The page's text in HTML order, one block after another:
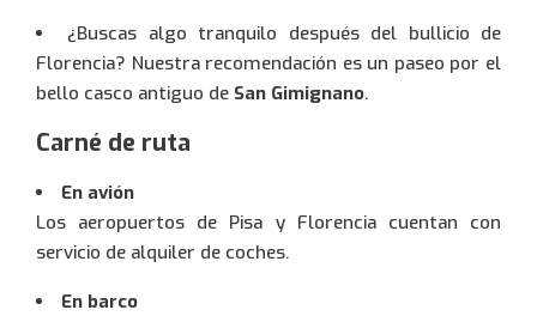
¿Buscas algo tranquilo después del bullicio de
Florencia? Nuestra recomendación es un paseo por el
bello casco antiguo de San Gimignano.
Carné de ruta
En avión
Los aeropuertos de Pisa y Florencia cuentan con
servicio de alquiler de coches.
En barco